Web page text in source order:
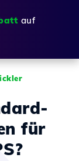
auf
für